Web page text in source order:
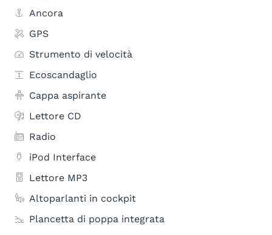
Ancora
GPS
Strumento di velocità
Ecoscandaglio
Cappa aspirante
Lettore CD
Radio
iPod Interface
Lettore MP3
Altoparlanti in cockpit
Plancetta di poppa integrata